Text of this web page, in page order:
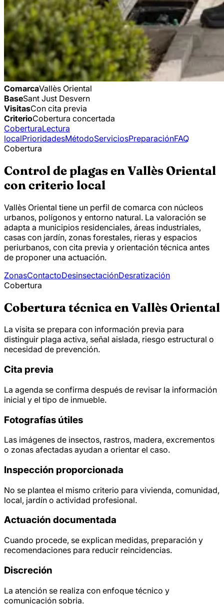
ComarcaVallès Oriental
BaseSant Just Desvern
VisitasCon cita previa
CriterioCobertura concertada
CoberturaLectura
localPrioridadesMétodoServiciosPreparaciónFAQ
Cobertura
Control de plagas en Vallès Oriental
con criterio local
Vallès Oriental tiene un perfil de comarca con núcleos
urbanos, polígonos y entorno natural. La valoración se
adapta a municipios residenciales, áreas industriales,
casas con jardín, zonas forestales, rieras y espacios
periurbanos, con cita previa y orientación técnica antes
de proponer una actuación.
ZonasContactoDesinsectaciónDesratización
Cobertura
Cobertura técnica en Vallès Oriental
La visita se prepara con información previa para
distinguir plaga activa, señal aislada, riesgo estructural o
necesidad de prevención.
Cita previa
La agenda se confirma después de revisar la información
inicial y el tipo de inmueble.
Fotografías útiles
Las imágenes de insectos, rastros, madera, excrementos
o zonas afectadas ayudan a orientar el caso.
Inspección proporcionada
No se plantea el mismo criterio para vivienda, comunidad,
local, jardín o actividad profesional.
Actuación documentada
Cuando procede, se explican medidas, preparación y
recomendaciones para reducir reincidencias.
Discreción
La atención se realiza con enfoque técnico y
comunicación sobria.